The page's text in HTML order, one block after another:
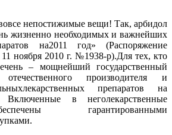
непостижимые вещи! Так, арбидол
жизненно необходимых и важнейших
на2011 год» (Распоряжение
ноября 2010 г. №1938-р).Для тех, кто
– мощнейший государственный
производителя и
препаратов на
в неголекарственные
гарантированными